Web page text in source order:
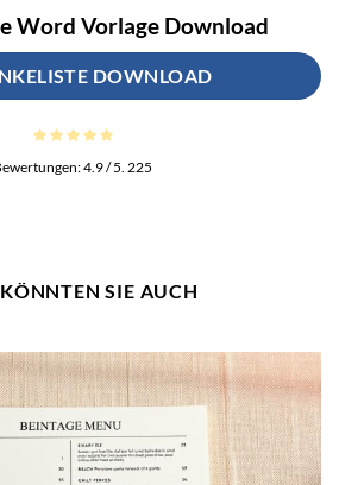
Word Vorlage Download
DOWNLOAD
4.9/ 5. 225
SIE AUCH